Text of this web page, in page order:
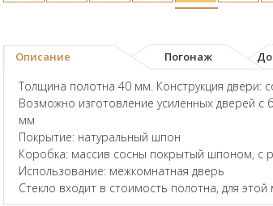
Описание Погонаж
Толщина полотна 40 мм. Конструкция двери:
Возможно изготовление усиленных дверей
мм
Покрытие: натуральный шпон
Коробка: массив сосны покрытый шпоном, с
Использование: межкомнатная дверь
Стекло входит в стоимость полотна, для